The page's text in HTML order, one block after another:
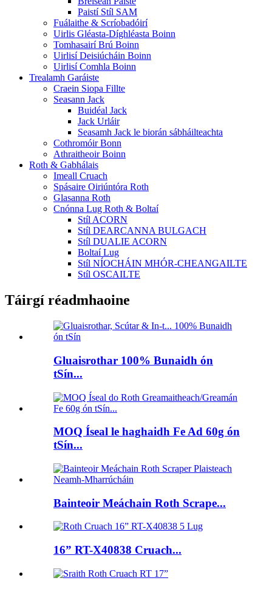
Paistí Stíl SAM
Fuálaithe & Scríobadóirí
Uirlis Gléasta-Díghléasta Boinn
Tomhasairí Brú Boinn
Uirlisí Deisiúcháin Boinn
Uirlisí Comhla Boinn
Trealamh Garáiste
Craein Siopa Fillte
Seasann Jack
Buidéal Jack
Jack Urláir
Seasamh Jack le biorán sábháilteachta
Cothromóir Bonn
Athraitheoir Boinn
Roth & Gabhálais
Imeall Cruach
Spásaire Oiriúntóra Roth
Glasanna Roth
Cnónna Lug Roth & Boltaí
Stíl ACORN
Stíl DEARCANNA BULGACH
Stíl DUALIE ACORN
Boltaí Lug
Stíl NÍOCHÁIN MHÓR-CHEANGAILTE
Stíl OSCAILTE
Táirgí réadmhaoine
Gluaisrothar 100% Bunaidh ón
tSín...
MOQ Íseal le haghaidh Fe Ad 60g ón
tSín...
Bainteoir Meáchain Roth Scrape...
16” RT-X40838 Cruach...